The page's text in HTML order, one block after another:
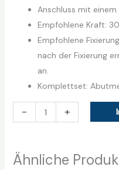
Anschluss mit einem
Empfohlene Kraft:
Empfohlene
nach der Fixierung
an.
Komplettset:
- +
Ähnliche